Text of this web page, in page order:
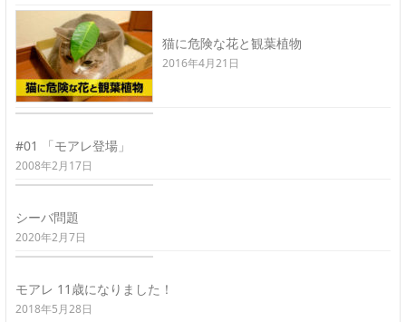
猫に危険な花と観葉植物
2016年4月21日
#01 「モアレ登場」
2008年2月17日
シーバ問題
2020年2月7日
モアレ 11歳になりました！
2018年5月28日